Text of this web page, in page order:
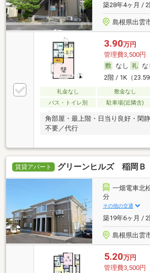
築28年4ヶ月 /
島根県出雲
3.90万円
管理費3,500円
なし
な
2階 / 1K（
礼金なし 敷金なし
バス・トイレ別
駐車場(近隣含)
角部屋・最上階・日当り良好・閑
不要／代行
賃貸アパート グリーンヒルズ 稲岡Ｂ
一畑電車北
分
その他の交通
築19年6ヶ月 /
島根県出雲
5.20万円
管理費3,500円